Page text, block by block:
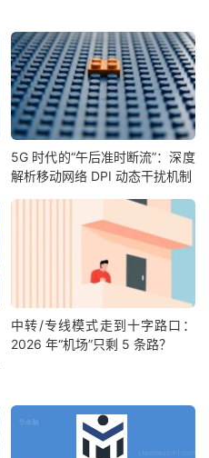
5G 时代的“午后准时断流”：深度
解析移动网络 DPI 动态干扰机制
中转/专线模式走到十字路口：
2026 年“机场”只剩 5 条路？